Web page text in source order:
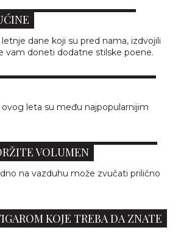
dane koji su pred nama, izdvojili
vam doneti dodatne stilske poene.
leta su među najpopularnijim
VOLUMEN
na vazduhu može zvučati prilično
KOJE TREBA DA ZNATE